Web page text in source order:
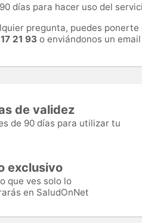
días para hacer uso del
pregunta, puedes
21 93 o enviándonos un email
de validez
de 90 días para utilizar tu
exclusivo
que ves solo lo
en SaludOnNet